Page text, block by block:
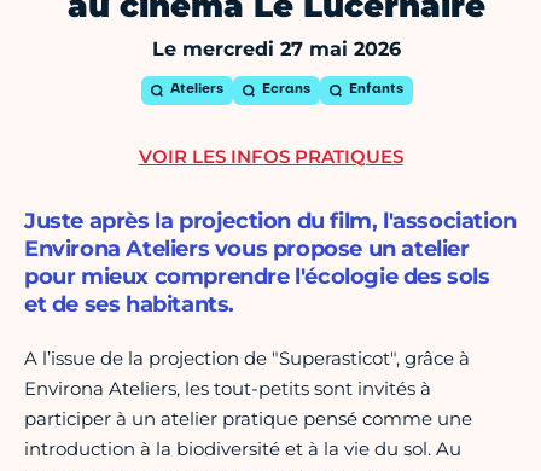
Le mercredi 27 mai 2026
Ateliers Ecrans Enfants
Juste après la projection du film, l'association
Environa Ateliers vous propose un atelier
pour mieux comprendre l'écologie des sols
et de ses habitants.
A l’issue de la projection de "Superasticot", grâce à
Environa Ateliers, les tout-petits sont invités à
participer à un atelier pratique pensé comme une
introduction à la biodiversité et à la vie du sol. Au
VOIR LES INFOS PRATIQUES